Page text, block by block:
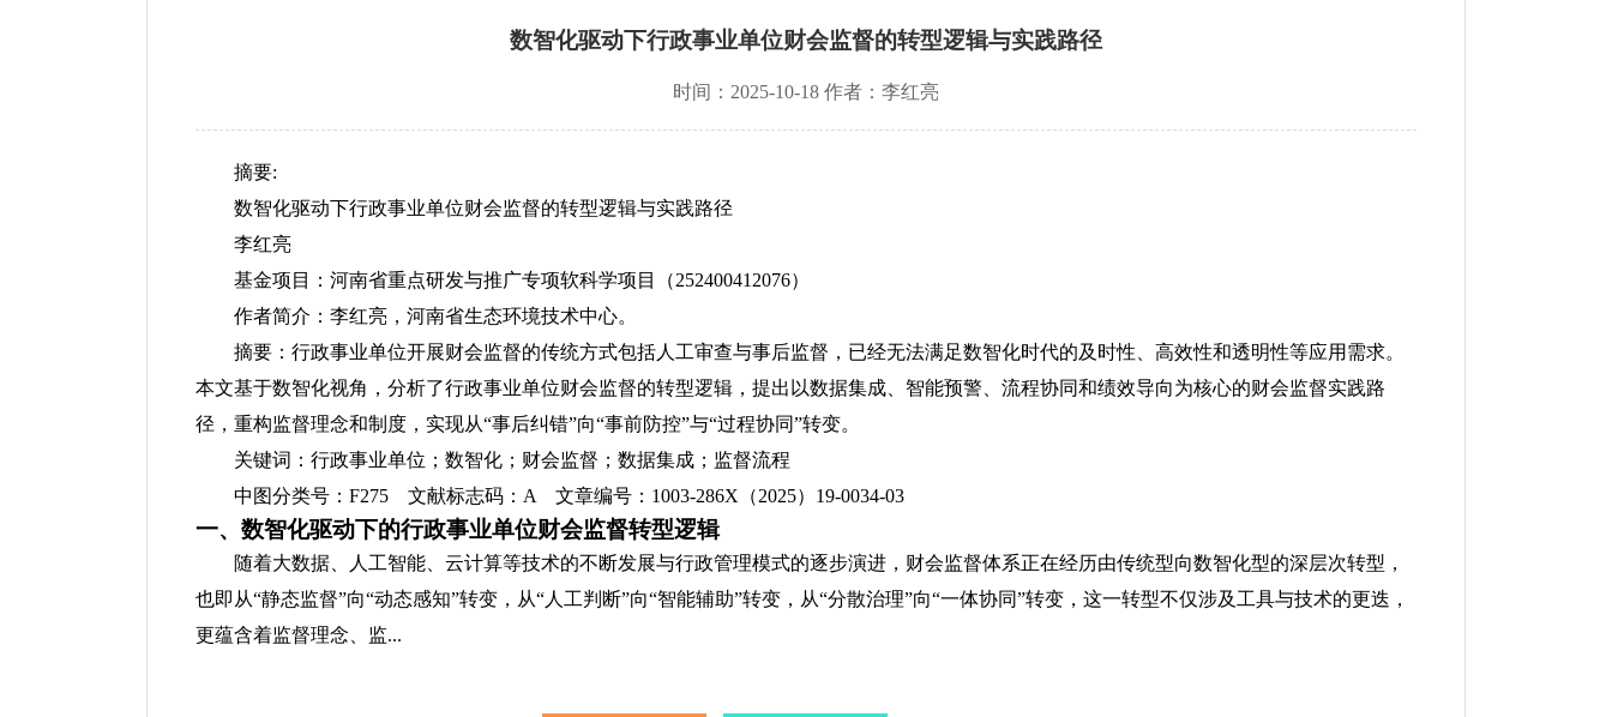
数智化驱动下行政事业单位财会监督的转型逻辑与实践路径
时间：2025-10-18 作者：李红亮
摘要:
数智化驱动下行政事业单位财会监督的转型逻辑与实践路径
李红亮
基金项目：河南省重点研发与推广专项软科学项目（252400412076）
作者简介：李红亮，河南省生态环境技术中心。
摘要：行政事业单位开展财会监督的传统方式包括人工审查与事后监督，已经无法满足数智化时代的及时性、高效性和透明性等应用需求。
本文基于数智化视角，分析了行政事业单位财会监督的转型逻辑，提出以数据集成、智能预警、流程协同和绩效导向为核心的财会监督实践路
径，重构监督理念和制度，实现从“事后纠错”向“事前防控”与“过程协同”转变。
关键词：行政事业单位；数智化；财会监督；数据集成；监督流程
中图分类号：F275 文献标志码：A 文章编号：1003-286X（2025）19-0034-03
一、数智化驱动下的行政事业单位财会监督转型逻辑
随着大数据、人工智能、云计算等技术的不断发展与行政管理模式的逐步演进，财会监督体系正在经历由传统型向数智化型的深层次转型，
也即从“静态监督”向“动态感知”转变，从“人工判断”向“智能辅助”转变，从“分散治理”向“一体协同”转变，这一转型不仅涉及工具与技术的更迭，
更蕴含着监督理念、监...